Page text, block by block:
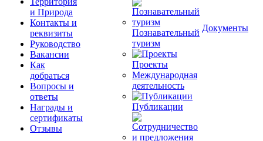
и Природа
Контакты и
реквизиты
Руководство
Вакансии
Как
добраться
Вопросы и
ответы
Награды и
сертификаты
Отзывы
Познавательный
туризм
Проекты
Международная
деятельность
Публикации
Документы